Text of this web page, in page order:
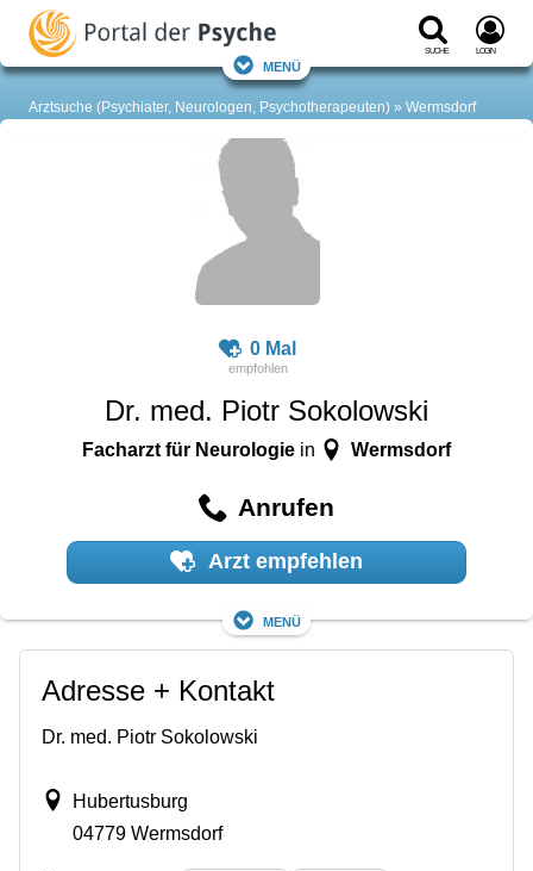
Suche Login
Menü
Arztsuche (Psychiater, Neurologen, Psychotherapeuten) Wermsdorf
0 Mal
Dr. med. Piotr Sokolowski
Facharzt für Neurologie in Wermsdorf
Anrufen
Arzt empfehlen
Menü
Adresse + Kontakt
Dr. med. Piotr Sokolowski
Hubertusburg
04779 Wermsdorf